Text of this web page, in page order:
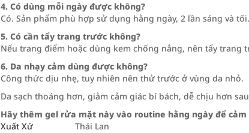
4. Có dùng mỗi ngày được không?
Có. Sản phẩm phù hợp sử dụng hằng ngày, 2 lần sáng và tối.
5. Có cần tẩy trang trước không?
Nếu trang điểm hoặc dùng kem chống nắng, nên tẩy trang
6. Da nhạy cảm dùng được không?
Công thức dịu nhẹ, tuy nhiên nên thử trước ở vùng da nhỏ.
Da sạch thoáng hơn, giảm cảm giác bí bách, dễ chịu hơn
Hãy thêm gel rửa mặt này vào routine hằng ngày để
Xuất Xứ
Thái Lan